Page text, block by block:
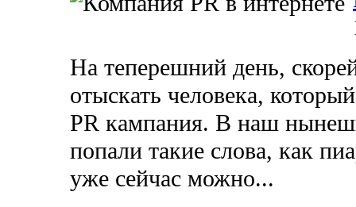
На теперешний день,
отыскать человека,
PR кампания. В наш
попали такие слова, как
уже сейчас можно...